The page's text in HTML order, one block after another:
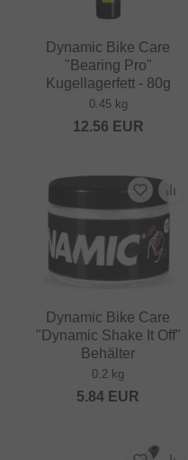
Dynamic Bike Care
"Bearing Pro"
Kugellagerfett - 80g
0.45 kg
12.56 EUR
Dynamic Bike Care
"Dynamic Shake It Off"
Behälter
0.2 kg
5.84 EUR